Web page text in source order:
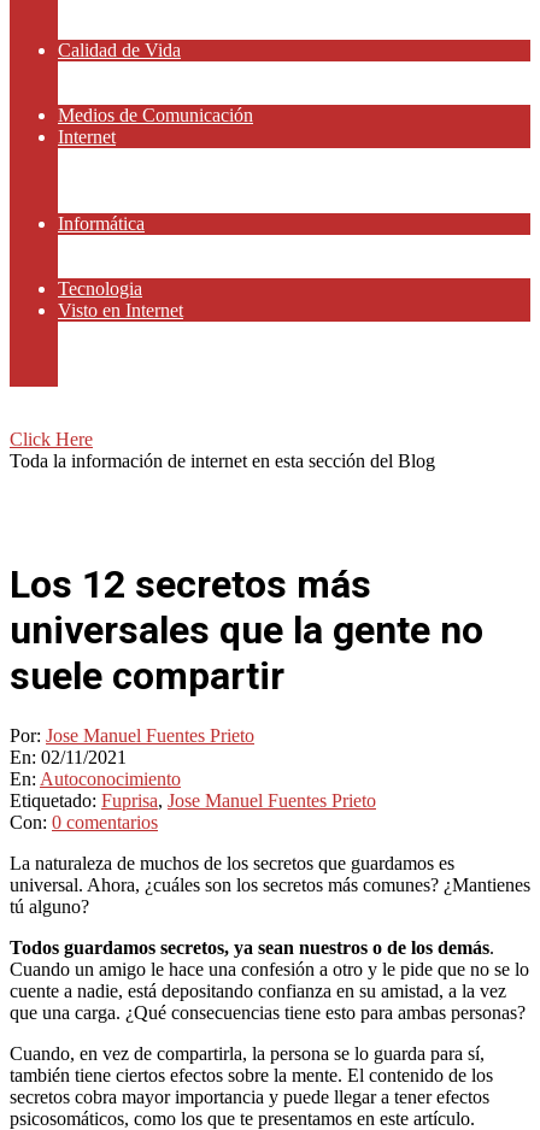
Calidad de Vida
Medios de Comunicación
Internet
Informática
Tecnologia
Visto en Internet
Click Here
Toda la información de internet en esta sección del Blog
Los 12 secretos más
universales que la gente no
suele compartir
Por: Jose Manuel Fuentes Prieto
En: 02/11/2021
En: Autoconocimiento
Etiquetado: Fuprisa, Jose Manuel Fuentes Prieto
Con: 0 comentarios
La naturaleza de muchos de los secretos que guardamos es
universal. Ahora, ¿cuáles son los secretos más comunes? ¿Mantienes
tú alguno?
Todos guardamos secretos, ya sean nuestros o de los demás.
Cuando un amigo le hace una confesión a otro y le pide que no se lo
cuente a nadie, está depositando confianza en su amistad, a la vez
que una carga. ¿Qué consecuencias tiene esto para ambas personas?
Cuando, en vez de compartirla, la persona se lo guarda para sí,
también tiene ciertos efectos sobre la mente. El contenido de los
secretos cobra mayor importancia y puede llegar a tener efectos
psicosomáticos, como los que te presentamos en este artículo.